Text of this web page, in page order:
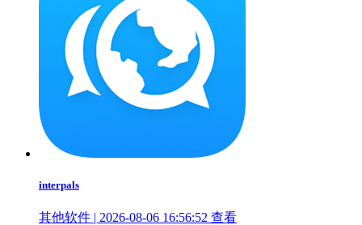
interpals
其他软件 | 2026-08-06 16:56:52 查看